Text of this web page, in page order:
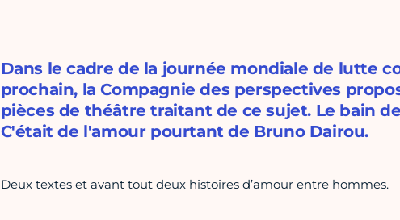
Dans le cadre de la journée mondiale de lutte
prochain, la Compagnie des perspectives
pièces de théâtre traitant de ce sujet. Le bain
C'était de l'amour pourtant de Bruno Dairou.
Deux textes et avant tout deux histoires d’amour entre hommes.